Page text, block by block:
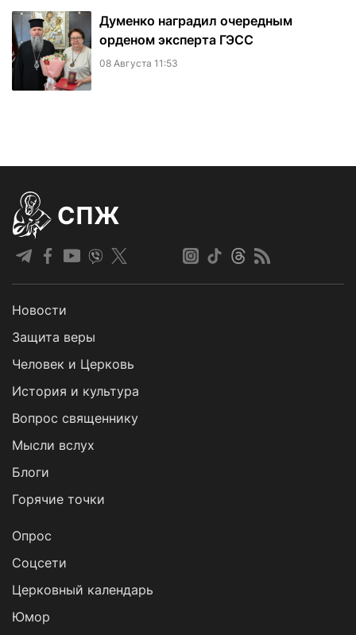
Думенко наградил очередным
орденом эксперта ГЭСС
08 Августа 11:53
СПЖ
Новости
Защита веры
Человек и Церковь
История и культура
Вопрос священнику
Мысли вслух
Блоги
Горячие точки
Опрос
Cоцсети
Церковный календарь
Юмор